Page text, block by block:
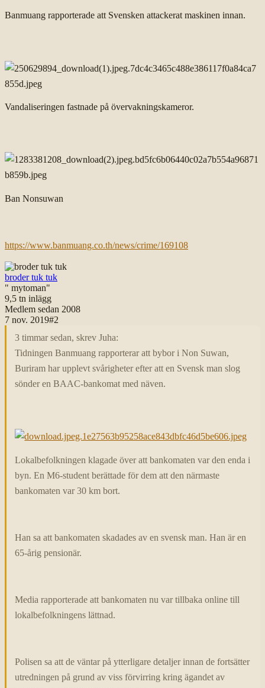
Banmuang rapporterade att Svensken attackerat maskinen innan.
Vandaliseringen fastnade på övervakningskameror.
Ban Nonsuwan
https://www.banmuang.co.th/news/crime/169108
broder tuk tuk
" mytoman"
9,5 tn inlägg
Medlem sedan 2008
7 nov. 2019#2
3 timmar sedan, skrev Juha:
Tidningen Banmuang rapporterar att bybor i Non Suwan,
Buriram har upplevt svårigheter efter att en Svensk man slog
sönder en BAAC-bankomat med näven.
Lokalbefolkningen klagade över att bankomaten var den enda i
byn. En M6-student berättade för dem att den närmaste
bankomaten var 30 km bort.
Han sa att bankomaten skadades av en svensk man. Han är en
65-årig pensionär.
Media rapporterade att bankomaten nu var tillbaka online till
lokalbefolkningens lättnad.
Polisen sa att de väntar på ytterligare detaljer innan de fortsätter
utredningen på grund av viss förvirring kring ägandet av